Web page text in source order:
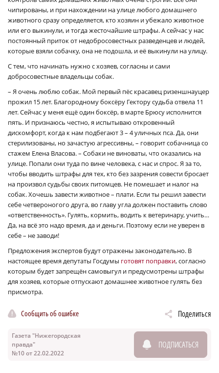
чипированы, и при нахождении на улице любого домашнего
животного сразу определяется, кто хозяин и убежало животное
или его выкинули, и тогда жесточайшие штрафы. А сейчас у нас
постоянный приток от недобросовестных разведенцев и людей,
которые взяли собачку, она не подошла, и её выкинули на улицу.
С тем, что начинать нужно с хозяев, согласны и сами
добросовестные владельцы собак.
– Я очень люблю собак. Мой первый пёс красавец ризеншнауцер
прожил 15 лет. Благородному боксёру Гектору судьба отвела 11
лет. Сейчас у меня ещё один боксёр, в марте Брюсу исполнится
пять. И признаюсь честно, я испытываю откровенный
дискомфорт, когда к нам подбегают 3 – 4 уличных пса. Да, они
стерилизованы, но зачастую агрессивны, – говорит собачница со
стажем Елена Власова. – Собаки не виноваты, что оказались на
улице. Попали они туда по вине человека, с нас и спрос. Я за то,
чтобы вводить штрафы для тех, кто без зазрения совести бросает
на произвол судьбы своих питомцев. Не помешает и налог на
собак. Хочешь завести животное – плати. Если ты решил завести
себе четвероногого друга, во главу угла должен поставить слово
«ответственность». Гулять, кормить, водить к ветеринару, учить…
Да, на всё это надо время, да и деньги. Поэтому если не уверен в
себе – не заводи!
Предложения экспертов будут отражены законодательно. В
настоящее время депутаты Госдумы готовят поправки, согласно
которым будет запрещён самовыгул и предусмотрены штрафы
для хозяев, которые отпускают домашнее животное гулять без
присмотра.
Сообщить об ошибке Поделиться
Газета "Нижегородская
правда"
№10 от 22.02.2022
ПОДПИСАТЬСЯ